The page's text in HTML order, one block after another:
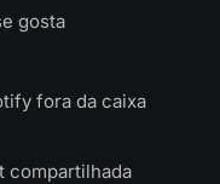
gosta
fora da caixa
compartilhada